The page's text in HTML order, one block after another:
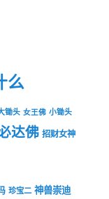
么
锄头 女王佛 小锄头
达佛 招财女神
珍宝二 神兽崇迪